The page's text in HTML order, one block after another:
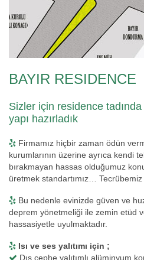
BAYIR RESIDENCE
Sizler için residence
yapı hazırladık
Firmamız hiçbir zaman ödün
kurumlarının üzerine ayrıca kendi
bırakmayan hassas olduğumuz
üretmek standartımız…
Bu nedenle evinizde güven ve
deprem yönetmeliği ile zemin etüd
hassasiyetle uyulmaktadır.
Isı ve ses yalıtımı için ;
Dış cephe yalıtımlı alüminyum